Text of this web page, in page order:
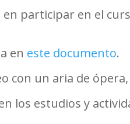
participar en el
en este documento.
con un aria de
los estudios y